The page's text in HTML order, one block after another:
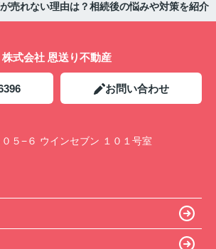
売れない理由は？相続後の悩みや対策を紹介
株式会社 恩送り不動産
お問い合わせ
５−６ ウインセブン １０１号室